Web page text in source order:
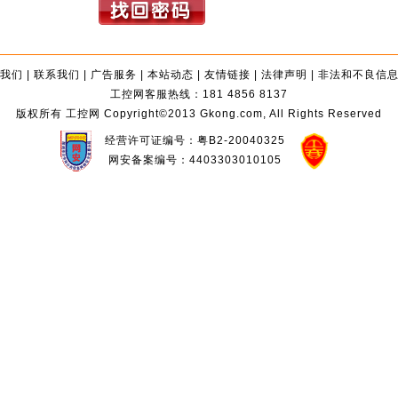
们 | 联系我们 | 广告服务 | 本站动态 | 友情链接 | 法律声明 | 非法和不良信
工控网客服热线：181 4856 8137
版权所有 工控网 Copyright©2013 Gkong.com, All Rights Reserved
经营许可证编号：粤B2-20040325
网安备案编号：4403303010105